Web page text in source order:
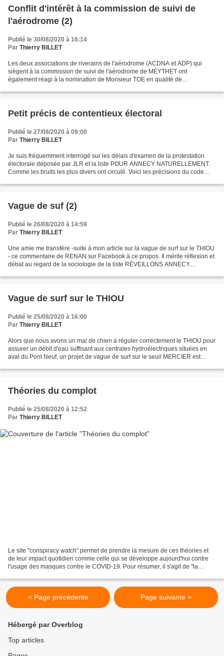
Conflit d'intérêt à la commission de suivi de
l'aérodrome (2)
Publié le 30/08/2020 à 16:14
Par Thierry BILLET
Les deux associations de riverains de l'aérodrome (ACDNA et ADP) qui
siègent à la commission de suivi de l'aérodrome de MEYTHET ont
également réagi à la nomination de Monsieur TOE en qualité de
Petit précis de contentieux électoral
Publié le 27/08/2020 à 09:00
Par Thierry BILLET
Je suis fréquemment interrogé sur les délais d'examen de la protestation
électorale déposée par JLR et la liste POUR ANNECY NATURELLEMENT.
Comme les bruits les plus divers ont circulé. Voici les précisions du code
Vague de suf (2)
Publié le 26/08/2020 à 14:59
Par Thierry BILLET
Une amie me transfère -suite à mon article sur la vague de surf sur le THIOU
- ce commentaire de RENAN sur Facebook à ce propos. Il mérite réflexion et
débat au regard de la sociologie de la liste RÉVEILLONS ANNECY.
Vague de surf sur le THIOU
Publié le 25/08/2020 à 16:00
Par Thierry BILLET
Alors que nous avons un mal de chien à réguler correctement le THIOU pour
assurer un débit d'eau suffisant aux centrales hydroélectriques situées en
aval du Pont Neuf, un projet de vague de surf sur le seuil MERCIER est
Théories du complot
Publié le 25/08/2020 à 12:52
Par Thierry BILLET
Le site "conspiracy watch" permet de prendre la mesure de ces théories et
de leur impact quotidien comme celle qui se développe aujourd'hui contre
l'usage des masques contre le COVID-19. Pour résumer, il s'agit de "la
< Page précédente Page suivante >
Hébergé par Overblog
Top articles